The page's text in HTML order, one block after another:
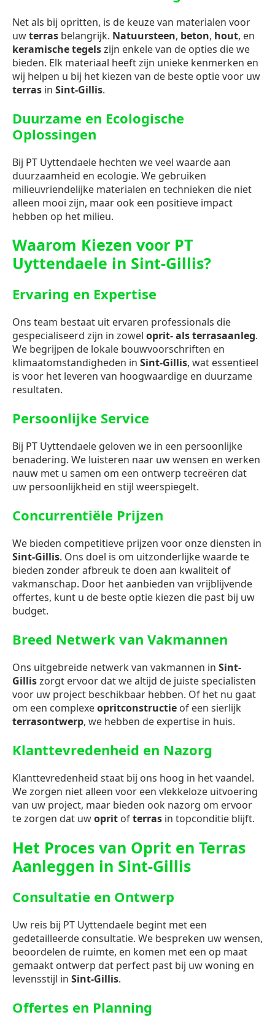
Net als bij opritten, is de keuze van materialen voor
uwterras belangrijk. Natuursteen, beton, hout, en
keramische tegelszijn enkele van de opties die we
bieden. Elk materiaal heeft zijn unieke kenmerken en
wij helpen u bij het kiezen van de beste optie voor uw
terras in Sint-Gillis.
Duurzame en Ecologische
Oplossingen
Bij PT Uyttendaele hechten we veel waarde aan
duurzaamheid en ecologie. We gebruiken
milieuvriendelijke materialen en technieken die niet
alleen mooi zijn, maar ook een positieve impact
hebben op het milieu.
Waarom Kiezen voor PT
Uyttendaele in Sint-Gillis?
Ervaring en Expertise
Ons team bestaat uit ervaren professionals die
gespecialiseerd zijn in zowel oprit- als terrasaanleg.
We begrijpen de lokale bouwvoorschriften en
klimaatomstandigheden in Sint-Gillis, wat essentieel
is voor het leveren van hoogwaardige en duurzame
resultaten.
Persoonlijke Service
Bij PT Uyttendaele geloven we in een persoonlijke
benadering. We luisteren naar uw wensen en werken
nauw met u samen om een ontwerp tecreëren dat
uw persoonlijkheid en stijl weerspiegelt.
Concurrentiële Prijzen
We bieden competitieve prijzen voor onze diensten in
Sint-Gillis. Ons doel is om uitzonderlijke waarde te
bieden zonder afbreuk te doen aan kwaliteit of
vakmanschap. Door het aanbieden van vrijblijvende
offertes, kunt u de beste optie kiezen die past bij uw
budget.
Breed Netwerk van Vakmannen
Ons uitgebreide netwerk van vakmannen in Sint-
Gilliszorgt ervoor dat we altijd de juiste specialisten
voor uw project beschikbaar hebben. Of het nu gaat
om een complexeopritconstructie of een sierlijk
terrasontwerp, we hebben de expertise in huis.
Klanttevredenheid en Nazorg
Klanttevredenheid staat bij ons hoog in het vaandel.
We zorgen niet alleen voor een vlekkeloze uitvoering
van uw project, maar bieden ook nazorg om ervoor
te zorgen dat uwoprit ofterras in topconditie blijft.
Het Proces van Oprit en Terras
Aanleggen in Sint-Gillis
Consultatie en Ontwerp
Uw reis bij PT Uyttendaele begint met een
gedetailleerde consultatie. We bespreken uw wensen,
beoordelen de ruimte, en komen met een op maat
gemaakt ontwerp dat perfect past bij uw woning en
levensstijl in Sint-Gillis.
Offertes en Planning